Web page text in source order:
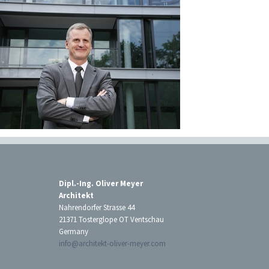
Dipl.-Ing. Oliver Meyer
Architekt
Nahrendorfer Strasse 44
21371 Tosterglope OT Ventschau
Germany
info@architekt-oliver-meyer.com